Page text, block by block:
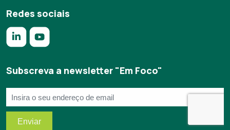
Redes sociais
Subscreva a newsletter "Em Foco"